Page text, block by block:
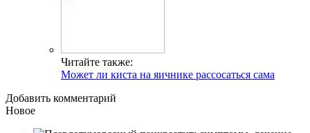
Читайте также:
Может ли киста на яичнике рассосаться сама
Добавить комментарий
Новое